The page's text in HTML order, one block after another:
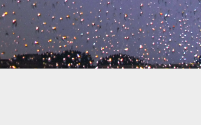
selbst auf und speichert sie für einige Zeit -
welche Seiten von wo wie oft aufgerufen
geklärt ist.
durch den Websitebetreiber nicht, es